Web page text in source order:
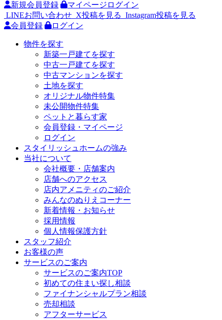
新規会員登録
マイページログイン
LINEお問い合わせ X投稿を見る Instagram投稿を見る
会員登録
ログイン
物件を探す
新築一戸建てを探す
中古一戸建てを探す
中古マンションを探す
土地を探す
オリジナル物件特集
未公開物件特集
ペットと暮らす家
会員登録・マイページ
ログイン
スタイリッシュホームの強み
当社について
会社概要・店舗案内
店舗へのアクセス
店内アメニティのご紹介
みんなのぬりえコーナー
新着情報・お知らせ
採用情報
個人情報保護方針
スタッフ紹介
お客様の声
サービスのご案内
サービスのご案内TOP
初めての住まい探し相談
ファイナンシャルプラン相談
売却相談
アフターサービス